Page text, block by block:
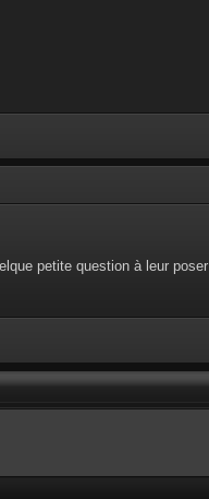
petite question à leur poser